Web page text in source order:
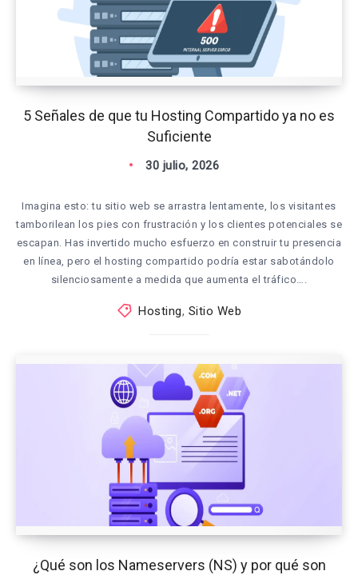
5 Señales de que tu Hosting Compartido ya no es
Suficiente
30 julio, 2026
Imagina esto: tu sitio web se arrastra lentamente, los visitantes
tamborilean los pies con frustración y los clientes potenciales se
escapan. Has invertido mucho esfuerzo en construir tu presencia
en línea, pero el hosting compartido podría estar sabotándolo
silenciosamente a medida que aumenta el tráfico….
Hosting, Sitio Web
¿Qué son los Nameservers (NS) y por qué son